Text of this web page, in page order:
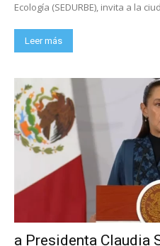
Ecología (SEDURBE), invita a la
Leer más
a Presidenta Claudia